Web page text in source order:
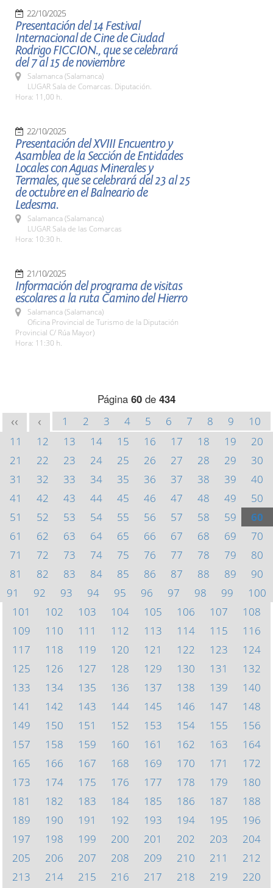
22/10/2025
Presentación del 14 Festival
Internacional de Cine de Ciudad
Rodrigo FICCION., que se celebrará
del 7 al 15 de noviembre
Salamanca (Salamanca)
LUGAR Sala de Comarcas. Diputación.
Hora: 11,00 h.
22/10/2025
Presentación del XVIII Encuentro y
Asamblea de la Sección de Entidades
Locales con Aguas Minerales y
Termales, que se celebrará del 23 al 25
de octubre en el Balneario de
Ledesma.
Salamanca (Salamanca)
LUGAR Sala de las Comarcas
Hora: 10:30 h.
21/10/2025
Información del programa de visitas
escolares a la ruta Camino del Hierro
Salamanca (Salamanca)
Oficina Provincial de Turismo de la Diputación
Provincial C/ Rúa Mayor)
Hora: 11:30 h.
Página 60 de 434
<< < 1 2 3 4 5 6 7 8 9
10
11
12 13 14 15 16 17 18 19
20
21
22 23 24 25 26 27 28 29
30
31
32 33 34 35 36 37 38 39
40
41
42 43 44 45 46 47 48 49
50
51
52 53 54 55 56 57 58 59
60
61
62 63 64 65 66 67 68 69
70
71
72 73 74 75 76 77 78 79
80
81
82 83 84 85 86 87 88 89
90
91
92 93 94 95 96 97 98 99
100
101
102 103 104 105 106 107
108
109
110 111 112 113 114 115
116
117
118 119 120 121 122 123
124
125
126 127 128 129 130 131
132
133
134 135 136 137 138 139
140
141
142 143 144 145 146 147
148
149
150 151 152 153 154 155
156
157
158 159 160 161 162 163
164
165
166 167 168 169 170 171
172
173
174 175 176 177 178 179
180
181
182 183 184 185 186 187
188
189
190 191 192 193 194 195
196
197
198 199 200 201 202 203
204
205
206 207 208 209 210 211
212
213
214 215 216 217 218 219
220